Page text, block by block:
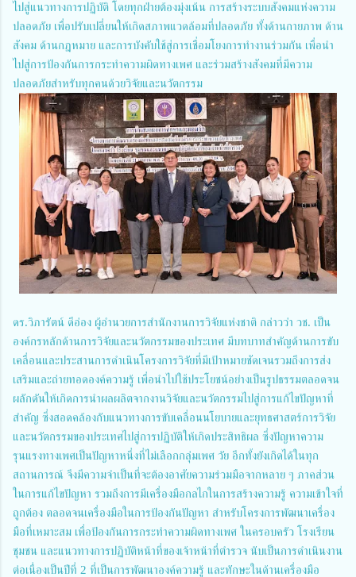
ไปสู่แนวทางการปฏิบัติ โดยทุกฝ่ายต้องมุ่งเน้น การสร้างระบบสังคมแห่งความ
ปลอดภัย เพื่อปรับเปลี่ยนให้เกิดสภาพแวดล้อมที่ปลอดภัย ทั้งด้านกายภาพ ด้าน
สังคม ด้านกฎหมาย และการบังคับใช้สู่การเชื่อมโยงการทำงานร่วมกัน เพื่อนำ
ไปสู่การป้องกันการกระทำความผิดทางเพศ และร่วมสร้างสังคมที่มีความ
ปลอดภัยสำหรับทุกคนด้วยวิจัยและนวัตกรรม
ดร.วิภารัตน์ ดีอ่อง ผู้อำนวยการสำนักงานการวิจัยแห่งชาติ กล่าวว่า วช. เป็น
องค์กรหลักด้านการวิจัยและนวัตกรรมของประเทศ มีบทบาทสำคัญด้านการขับ
เคลื่อนและประสานการดำเนินโครงการวิจัยที่มีเป้าหมายชัดเจนรวมถึงการส่ง
เสริมและถ่ายทอดองค์ความรู้ เพื่อนำไปใช้ประโยชน์อย่างเป็นรูปธรรมตลอดจน
ผลักดันให้เกิดการนำผลผลิตจากงานวิจัยและนวัตกรรมไปสู่การแก้ไขปัญหาที่
สำคัญ ซึ่งสอดคล้องกับแนวทางการขับเคลื่อนนโยบายและยุทธศาสตร์การวิจัย
และนวัตกรรมของประเทศไปสู่การปฏิบัติให้เกิดประสิทธิผล ซึ่งปัญหาความ
รุนแรงทางเพศเป็นปัญหาหนึ่งที่ไม่เลือกกลุ่มเพศ วัย อีกทั้งยังเกิดได้ในทุก
สถานการณ์ จึงมีความจำเป็นที่จะต้องอาศัยความร่วมมือจากหลาย ๆ ภาคส่วน
ในการแก้ไขปัญหา รวมถึงการมีเครื่องมือกลไกในการสร้างความรู้ ความเข้าใจที่
ถูกต้อง ตลอดจนเครื่องมือในการป้องกันปัญหา สำหรับโครงการพัฒนาเครื่อง
มือที่เหมาะสม เพื่อป้องกันการกระทำความผิดทางเพศ ในครอบครัว โรงเรียน
ชุมชน และแนวทางการปฏิบัติหน้าที่ของเจ้าหน้าที่ตำรวจ นับเป็นการดำเนินงาน
ต่อเนื่องเป็นปีที่ 2 ที่เป็นการพัฒนาองค์ความรู้ และทักษะในด้านเครื่องมือ